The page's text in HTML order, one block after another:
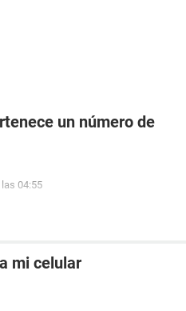
un número de
04:55
mi celular